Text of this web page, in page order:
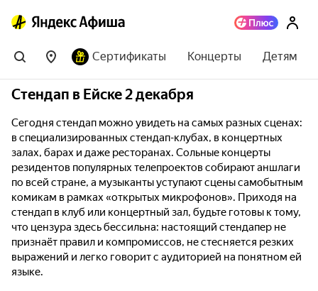
Сертификаты Концерты Детям
Стендап в Ейске 2 декабря
Сегодня стендап можно увидеть на самых разных сценах:
в специализированных стендап-клубах, в концертных
залах, барах и даже ресторанах. Сольные концерты
резидентов популярных телепроектов собирают аншлаги
по всей стране, а музыканты уступают сцены самобытным
комикам в рамках «открытых микрофонов». Приходя на
стендап в клуб или концертный зал, будьте готовы к тому,
что цензура здесь бессильна: настоящий стендапер не
признаёт правил и компромиссов, не стесняется резких
выражений и легко говорит с аудиторией на понятном ей
языке.